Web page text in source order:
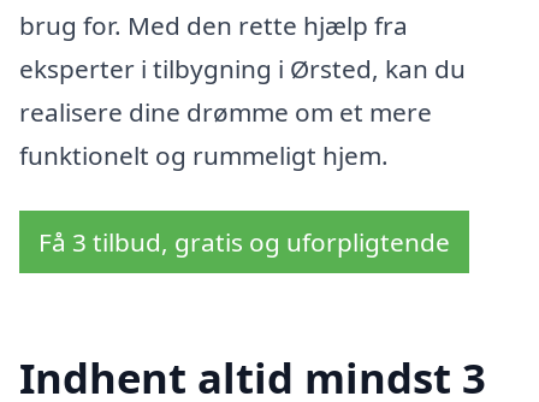
brug for. Med den rette hjælp fra
eksperter i tilbygning i Ørsted, kan du
realisere dine drømme om et mere
funktionelt og rummeligt hjem.
Få 3 tilbud, gratis og uforpligtende
Indhent altid mindst 3